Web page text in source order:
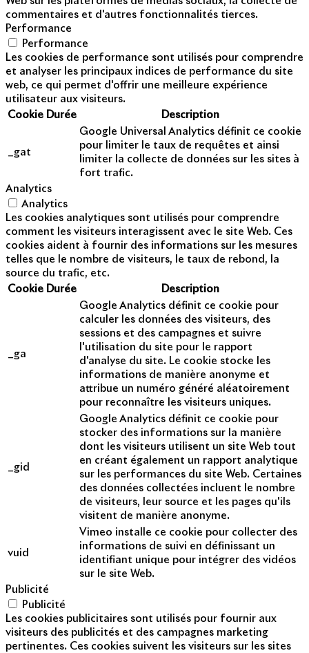
commentaires et d'autres fonctionnalités tierces.
Performance
Performance
Les cookies de performance sont utilisés pour comprendre
et analyser les principaux indices de performance du site
web, ce qui permet d'offrir une meilleure expérience
utilisateur aux visiteurs.
Cookie Durée Description
_gat
Google Universal Analytics définit ce cookie
pour limiter le taux de requêtes et ainsi
limiter la collecte de données sur les sites à
fort trafic.
Analytics
Analytics
Les cookies analytiques sont utilisés pour comprendre
comment les visiteurs interagissent avec le site Web. Ces
cookies aident à fournir des informations sur les mesures
telles que le nombre de visiteurs, le taux de rebond, la
source du trafic, etc.
Cookie Durée Description
_ga
Google Analytics définit ce cookie pour
calculer les données des visiteurs, des
sessions et des campagnes et suivre
l'utilisation du site pour le rapport
d'analyse du site. Le cookie stocke les
informations de manière anonyme et
attribue un numéro généré aléatoirement
pour reconnaître les visiteurs uniques.
_gid
Google Analytics définit ce cookie pour
stocker des informations sur la manière
dont les visiteurs utilisent un site Web tout
en créant également un rapport analytique
sur les performances du site Web. Certaines
des données collectées incluent le nombre
de visiteurs, leur source et les pages qu'ils
visitent de manière anonyme.
vuid
Vimeo installe ce cookie pour collecter des
informations de suivi en définissant un
identifiant unique pour intégrer des vidéos
sur le site Web.
Publicité
Publicité
Les cookies publicitaires sont utilisés pour fournir aux
visiteurs des publicités et des campagnes marketing
pertinentes. Ces cookies suivent les visiteurs sur les sites